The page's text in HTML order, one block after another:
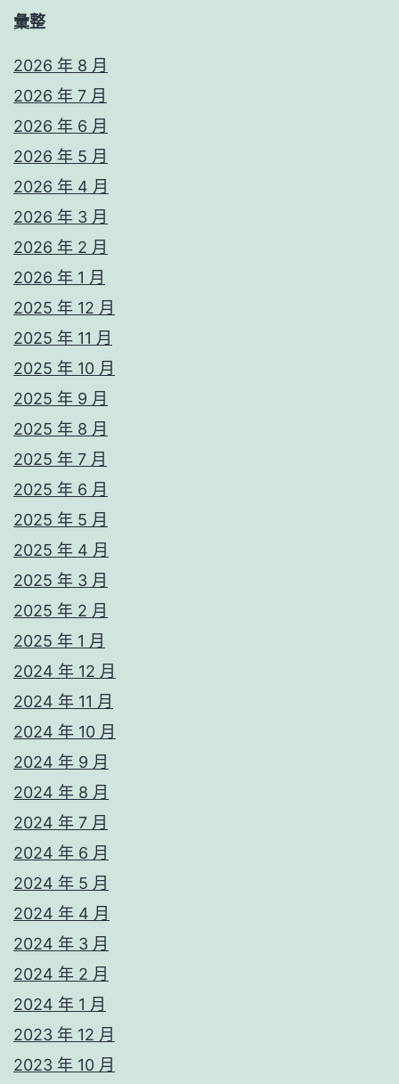
彙整
2026 年 8 月
2026 年 7 月
2026 年 6 月
2026 年 5 月
2026 年 4 月
2026 年 3 月
2026 年 2 月
2026 年 1 月
2025 年 12 月
2025 年 11 月
2025 年 10 月
2025 年 9 月
2025 年 8 月
2025 年 7 月
2025 年 6 月
2025 年 5 月
2025 年 4 月
2025 年 3 月
2025 年 2 月
2025 年 1 月
2024 年 12 月
2024 年 11 月
2024 年 10 月
2024 年 9 月
2024 年 8 月
2024 年 7 月
2024 年 6 月
2024 年 5 月
2024 年 4 月
2024 年 3 月
2024 年 2 月
2024 年 1 月
2023 年 12 月
2023 年 10 月